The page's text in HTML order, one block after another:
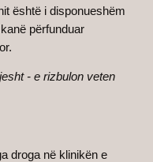
është i disponueshëm
përfunduar
- e rizbulon veten
droga në klinikën e